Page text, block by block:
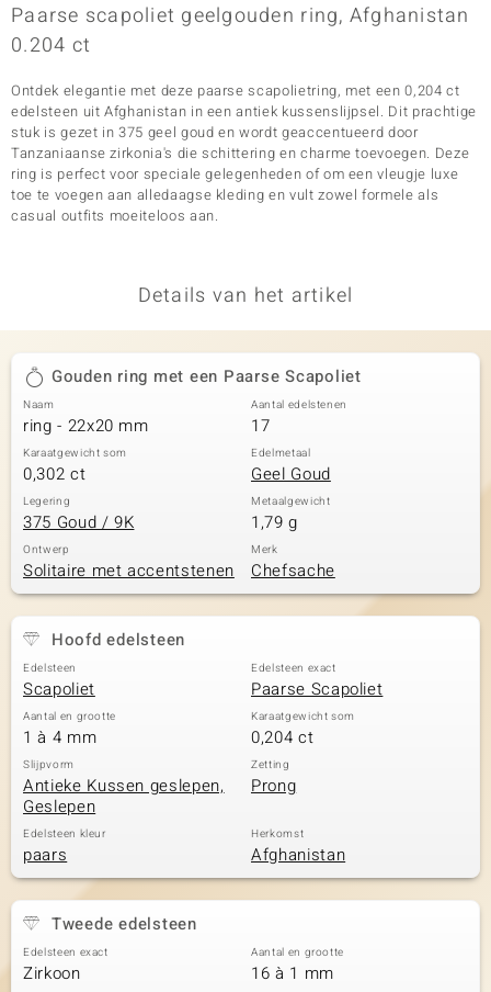
Paarse scapoliet geelgouden ring, Afghanistan
0.204 ct
Ontdek elegantie met deze paarse scapolietring, met een 0,204 ct
edelsteen uit Afghanistan in een antiek kussenslijpsel. Dit prachtige
stuk is gezet in 375 geel goud en wordt geaccentueerd door
Tanzaniaanse zirkonia's die schittering en charme toevoegen. Deze
ring is perfect voor speciale gelegenheden of om een vleugje luxe
toe te voegen aan alledaagse kleding en vult zowel formele als
casual outfits moeiteloos aan.
Details van het artikel
Gouden ring met een Paarse Scapoliet
Naam
ring - 22x20 mm
Aantal edelstenen
17
Karaatgewicht som
0,302 ct
Edelmetaal
Geel Goud
Legering
375 Goud / 9K
Metaalgewicht
1,79 g
Ontwerp
Solitaire met accentstenen
Merk
Chefsache
Hoofd edelsteen
Edelsteen
Scapoliet
Edelsteen exact
Paarse Scapoliet
Aantal en grootte
1 à 4 mm
Karaatgewicht som
0,204 ct
Slijpvorm
Antieke Kussen geslepen,
Geslepen
Zetting
Prong
Edelsteen kleur
paars
Herkomst
Afghanistan
Tweede edelsteen
Edelsteen exact
Zirkoon
Aantal en grootte
16 à 1 mm